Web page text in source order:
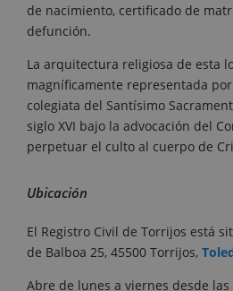
de nacimiento, certificado de
defunción.
La arquitectura religiosa de esta
magníficamente representada
colegiata del Santísimo
siglo XVI bajo la advocación del
perpetuar el culto al cuerpo de
Ubicación
El Registro Civil de Torrijos está
de Balboa 25, 45500 Torrijos,
Abre de lunes a viernes desde